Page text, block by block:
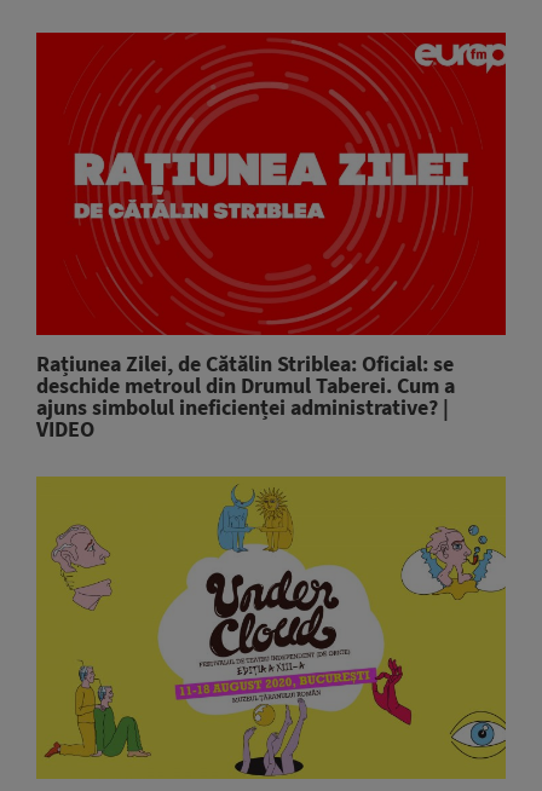
Rațiunea Zilei, de Cătălin Striblea: Oficial: se
deschide metroul din Drumul Taberei. Cum a
ajuns simbolul ineficienței administrative? |
VIDEO